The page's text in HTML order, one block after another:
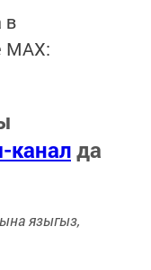
в
MАХ:
каналда
языгыз,